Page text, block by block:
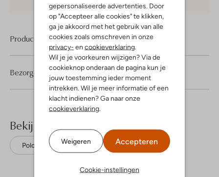
gepersonaliseerde advertenties. Door
op "Accepteer alle cookies" te klikken,
ga je akkoord met het gebruik van alle
cookies zoals omschreven in onze
privacy- en cookieverklaring.
Wil je je voorkeuren wijzigen? Via de
cookieknop onderaan de pagina kun je
jouw toestemming ieder moment
intrekken. Wil je meer informatie of een
klacht indienen? Ga naar onze
cookieverklaring.
Weigeren Accepteren
Cookie-instellingen
Product informatie
Bezorgen & retourneren
Bekijk meer
Polo's Lacoste Katoen